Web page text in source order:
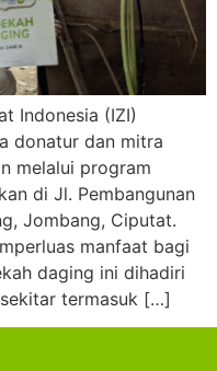
Indonesia (IZI)
donatur dan mitra
melalui program
di Jl. Pembangunan
Jombang, Ciputat.
manfaat bagi
daging ini dihadiri
termasuk […]